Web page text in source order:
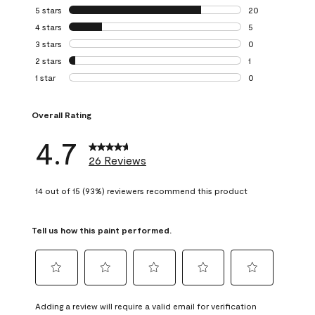
5 stars stars
20
20 reviews with
4 stars stars
5
5 reviews with 4
3 stars stars
0
0 reviews with 3
2 stars stars
1
1 review with 2
1 star stars
0
Overall Rating
4.7 26 Reviews
14 out of 15 (93%) reviewers recommend this product
Tell us how this paint performed.
to
to
to
to
to
Adding a review will require a valid email for verification